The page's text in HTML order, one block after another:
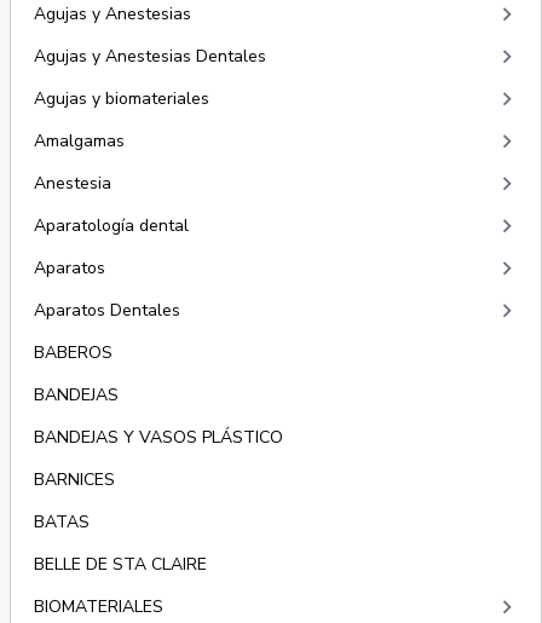
Agujas y Anestesias keyboard_arrow_right
Agujas y Anestesias Dentales keyboard_arrow_right
Agujas y biomateriales keyboard_arrow_right
Amalgamas keyboard_arrow_right
Anestesia keyboard_arrow_right
Aparatología dental keyboard_arrow_right
Aparatos keyboard_arrow_right
Aparatos Dentales keyboard_arrow_right
BABEROS
BANDEJAS
BANDEJAS Y VASOS PLÁSTICO
BARNICES
BATAS
BELLE DE STA CLAIRE
BIOMATERIALES
keyboard_arrow_right